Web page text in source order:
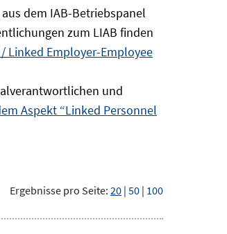
dem IAB-Betriebspanel
zum LIAB finden
Linked Employer-Employee
und
Aspekt “Linked Personnel
Ergebnisse pro Seite: 20 | 50 | 100